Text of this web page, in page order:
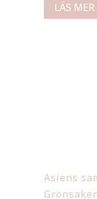
LÄS MER
Asiens
Grönsaker